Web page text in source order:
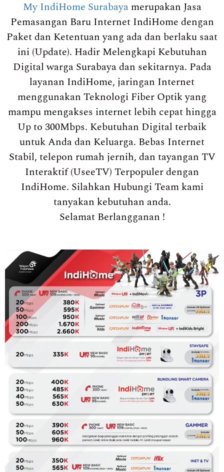
My IndiHome Surabayamerupakan Jasa
Pemasangan Baru Internet IndiHome dengan
Paket dan Ketentuan yang ada dan berlaku saat
ini (Update). Hadir Melengkapi Kebutuhan
Digital warga Surabaya dan sekitarnya. Pada
layanan IndiHome, jaringan Internet
menggunakan Teknologi Fiber Optik yang
mampu mengakses internet lebih cepat hingga
Up to 300Mbps. Kebutuhan Digital terbaik
untuk Anda dan Keluarga. Bebas Internet
Stabil, telepon rumah jernih, dan tayangan TV
Interaktif (UseeTV) Terpopuler dengan
IndiHome. Silahkan Hubungi Team kami
tanyakan kebutuhan anda.
Selamat Berlangganan !